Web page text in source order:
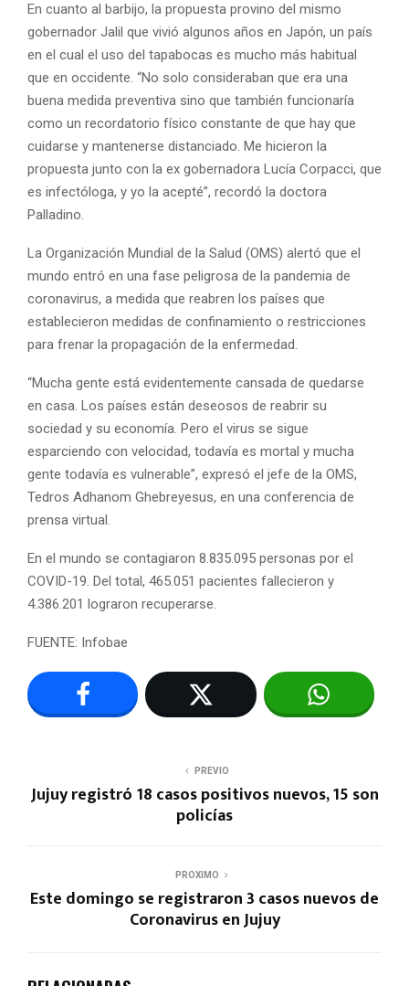
En cuanto al barbijo, la propuesta provino del mismo
gobernador Jalil que vivió algunos años en Japón, un país
en el cual el uso del tapabocas es mucho más habitual
que en occidente. “No solo consideraban que era una
buena medida preventiva sino que también funcionaría
como un recordatorio físico constante de que hay que
cuidarse y mantenerse distanciado. Me hicieron la
propuesta junto con la ex gobernadora Lucía Corpacci, que
es infectóloga, y yo la acepté”, recordó la doctora
Palladino.
La Organización Mundial de la Salud (OMS) alertó que el
mundo entró en una fase peligrosa de la pandemia de
coronavirus, a medida que reabren los países que
establecieron medidas de confinamiento o restricciones
para frenar la propagación de la enfermedad.
“Mucha gente está evidentemente cansada de quedarse
en casa. Los países están deseosos de reabrir su
sociedad y su economía. Pero el virus se sigue
esparciendo con velocidad, todavía es mortal y mucha
gente todavía es vulnerable”, expresó el jefe de la OMS,
Tedros Adhanom Ghebreyesus, en una conferencia de
prensa virtual.
En el mundo se contagiaron 8.835.095 personas por el
COVID-19. Del total, 465.051 pacientes fallecieron y
4.386.201 lograron recuperarse.
FUENTE: Infobae
PREVIO
Jujuy registró 18 casos positivos nuevos, 15 son
policías
PROXIMO
Este domingo se registraron 3 casos nuevos de
Coronavirus en Jujuy